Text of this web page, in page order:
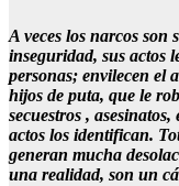
A veces los narcos
inseguridad, sus actos
personas; envilecen el
hijos de puta, que le
secuestros ,
actos los identifican.
generan mucha
una realidad, son un